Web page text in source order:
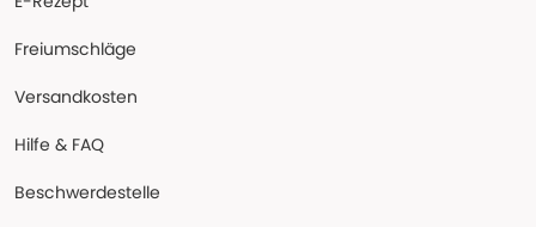
Freiumschläge
Versandkosten
Hilfe & FAQ
Beschwerdestelle